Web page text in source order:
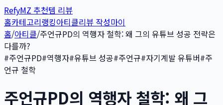
RefyMZ 추천템 리뷰
홈카테고리랭킹아티클리뷰 작성마이
홈/아티클/주언규PD의 역행자 철학: 왜 그의 유튜브 성공 전략은
다를까?
#주언규PD#역행자#유튜브 성공#주언규#자기계발 유튜버#주
언규 철학
주언규PD의 역행자 철학: 왜 그